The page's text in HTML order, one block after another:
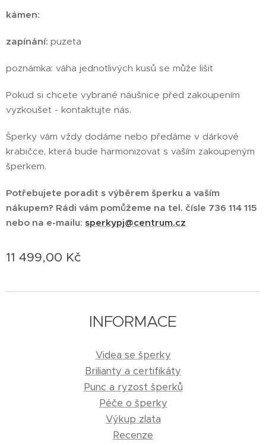
kámen:
zapínání: puzeta
poznámka: váha jednotlivých kusů se může lišit
Pokud si chcete vybrané náušnice před zakoupením
vyzkoušet - kontaktujte nás.
Šperky vám vždy dodáme nebo předáme v dárkové
krabičce, která bude harmonizovat s vaším zakoupeným
šperkem.
Potřebujete poradit s výběrem šperku a vaším
nákupem? Rádi vám pomůžeme na tel. čísle 736 114 115
nebo na e-mailu: sperkypj@centrum.cz
11 499,00 Kč
INFORMACE
Videa se šperky
Brilianty a certifikáty
Punc a ryzost šperků
Péče o šperky
Výkup zlata
Recenze